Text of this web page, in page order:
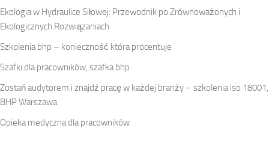
Ekologia w Hydraulice Siłowej: Przewodnik po Zrównoważonych i
Ekologicznych Rozwiązaniach
Szkolenia bhp – konieczność która procentuje
Szafki dla pracowników, szafka bhp
Zostań audytorem i znajdź pracę w każdej branży – szkolenia iso 18001,
BHP Warszawa.
Opieka medyczna dla pracowników